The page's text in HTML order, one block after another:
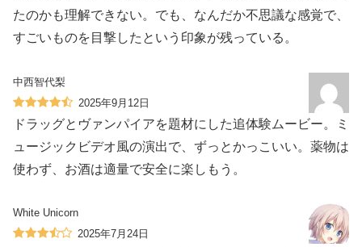
たのかも理解できない。でも、なんだか不思議な感覚で、
すごいものを目撃したという印象が残っている。
中西智代梨
2025年9月12日
ドラッグとヴァンパイアを題材にした追体験ムービー。ミ
ュージックビデオ風の演出で、ずっとかっこいい。薬物は
使わず、お酒は適量で安全に楽しもう。
White Unicorn
2025年7月24日